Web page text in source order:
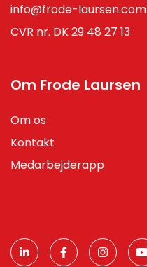
info@frode-laursen.com
CVR nr. DK 29 48 27 13
Om Frode Laursen
Om os
Kontakt
Medarbejderapp